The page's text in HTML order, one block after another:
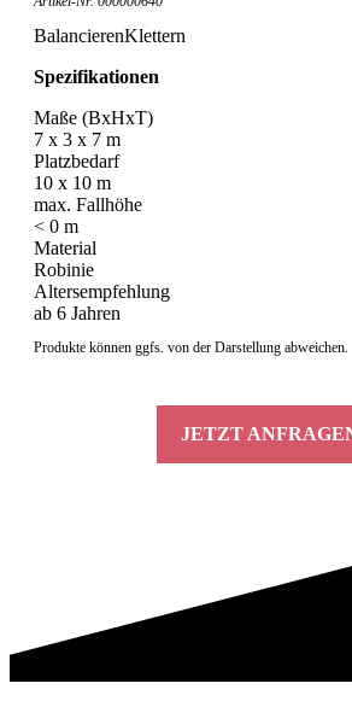
BalancierenKlettern
Spezifikationen
Maße (BxHxT)
7 x 3 x 7 m
Platzbedarf
10 x 10 m
max. Fallhöhe
< 0 m
Material
Robinie
Altersempfehlung
ab 6 Jahren
Produkte können ggfs. von der Darstellung abweichen.
JETZT